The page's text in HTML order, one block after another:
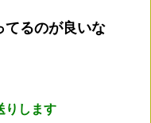
てるのが良いな
りします